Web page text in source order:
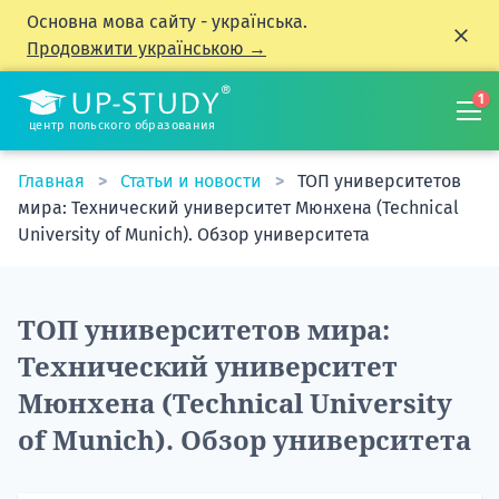
Основна мова сайту - українська.
Продовжити українською →
центр польского образования
1
Главная Статьи и новости
ТОП университетов
мира: Технический университет Мюнхена (Technical
University of Munich). Обзор университета
ТОП университетов мира:
Технический университет
Мюнхена (Technical University
of Munich). Обзор университета